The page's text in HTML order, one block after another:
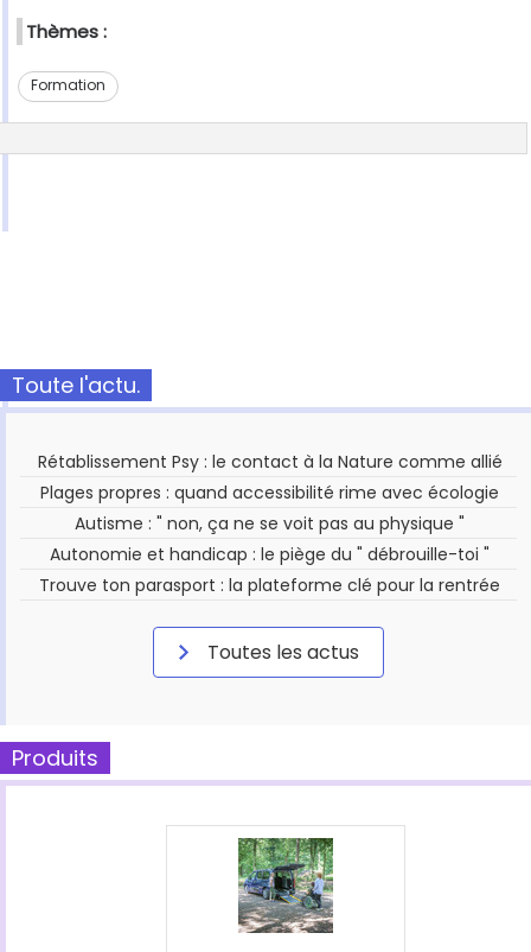
Thèmes :
Formation
Toute l'actu.
Rétablissement Psy : le contact à la Nature comme allié
Plages propres : quand accessibilité rime avec écologie
Autisme : " non, ça ne se voit pas au physique "
Autonomie et handicap : le piège du " débrouille-toi "
Trouve ton parasport : la plateforme clé pour la rentrée
Toutes les actus
Produits